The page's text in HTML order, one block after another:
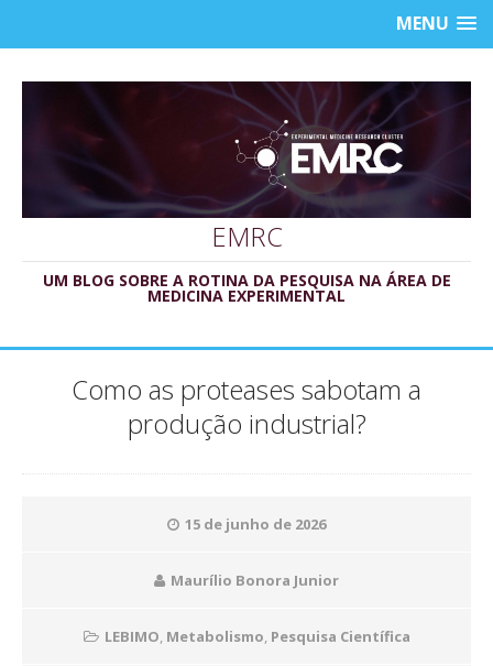
MENU
EMRC
UM BLOG SOBRE A ROTINA DA PESQUISA NA ÁREA DE
MEDICINA EXPERIMENTAL
Como as proteases sabotam a
produção industrial?
15 de junho de 2026
Maurílio Bonora Junior
LEBIMO, Metabolismo, Pesquisa Científica